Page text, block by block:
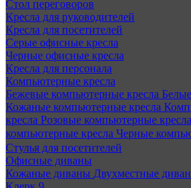
Стол переговоров
Кресла для руководителей
Кресла для посетителей
Серые офисные кресла
Черные офисные кресла
Кресла для персонала
Компьютерные кресла
Бежевые компьютерные кресла
Кожаные компьютерные кресла
кресла Розовые компьютерные кресла
компьютерные кресла Черные
Стулья для посетителей
Офисные диваны
Кожаные диваны Двухместные